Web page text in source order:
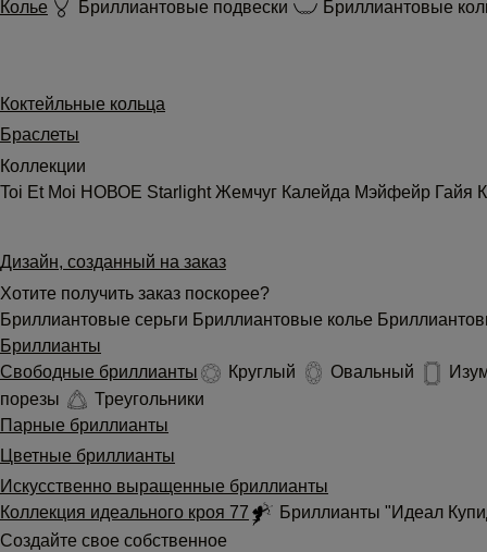
Колье
Бриллиантовые подвески Бриллиантовые
Коктейльные кольца
Браслеты
Коллекции
Toi Et Moi НОВОЕ Starlight Жемчуг Калейда Мэйфейр Гайя
Дизайн, созданный на заказ
Хотите получить заказ поскорее?
Бриллиантовые серьги Бриллиантовые колье
Бриллианты
Свободные бриллианты
Круглый Овальный
порезы
Треугольники
Парные бриллианты
Цветные бриллианты
Искусственно выращенные бриллианты
Коллекция идеального кроя 77
Бриллианты "Идеал
Создайте свое собственное